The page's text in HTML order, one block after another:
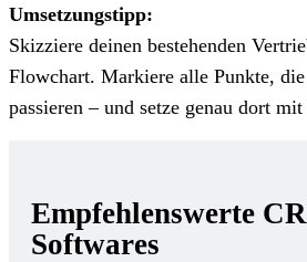
Umsetzungstipp:
Skizziere deinen bestehenden
Flowchart. Markiere alle Punkte,
passieren – und setze genau dort
Empfehlenswerte
Softwares